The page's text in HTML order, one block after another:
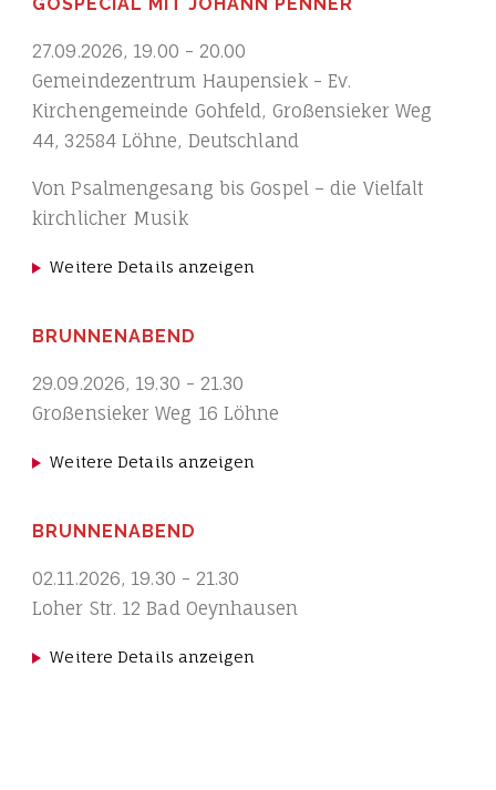
27.09.2026, 19.00 - 20.00
Gemeindezentrum Haupensiek - Ev.
Kirchengemeinde Gohfeld, Großensieker Weg
44, 32584 Löhne, Deutschland
Von Psalmengesang bis Gospel – die Vielfalt
kirchlicher Musik
Weitere Details anzeigen
BRUNNENABEND
29.09.2026, 19.30 - 21.30
Großensieker Weg 16 Löhne
Weitere Details anzeigen
BRUNNENABEND
02.11.2026, 19.30 - 21.30
Loher Str. 12 Bad Oeynhausen
Weitere Details anzeigen